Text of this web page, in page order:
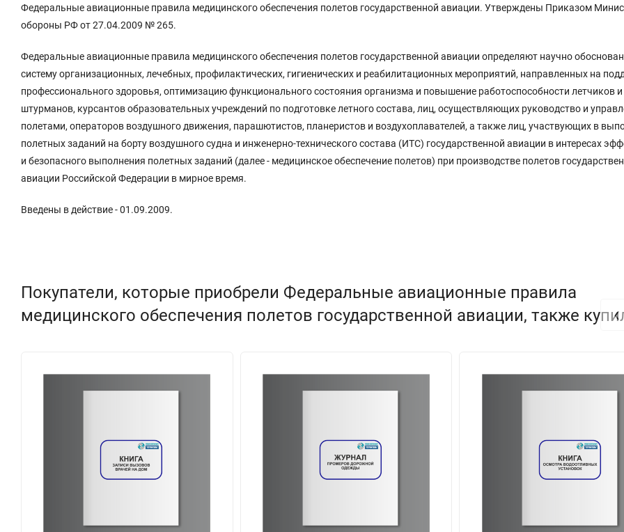
Федеральные авиационные правила медицинского обеспечения полетов государственной авиации. Утверждены Приказом
обороны РФ от 27.04.2009 № 265.
Федеральные авиационные правила медицинского обеспечения полетов государственной авиации определяют научно
систему организационных, лечебных, профилактических, гигиенических и реабилитационных мероприятий, направленных на
профессионального здоровья, оптимизацию функционального состояния организма и повышение работоспособности летчиков и
штурманов, курсантов образовательных учреждений по подготовке летного состава, лиц, осуществляющих руководство и
полетами, операторов воздушного движения, парашютистов, планеристов и воздухоплавателей, а также лиц, участвующих в
полетных заданий на борту воздушного судна и инженерно-технического состава (ИТС) государственной авиации в интересах
и безопасного выполнения полетных заданий (далее - медицинское обеспечение полетов) при производстве полетов
авиации Российской Федерации в мирное время.
Введены в действие - 01.09.2009.
Покупатели, которые приобрели Федеральные авиационные правила
медицинского обеспечения полетов государственной авиации, также
‹